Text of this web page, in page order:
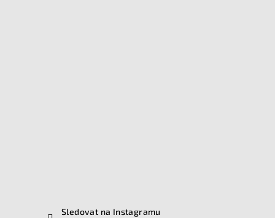
Sledovat na Instagramu